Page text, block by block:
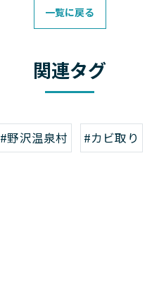
一覧に戻る
関連タグ
#野沢温泉村 #カビ取り